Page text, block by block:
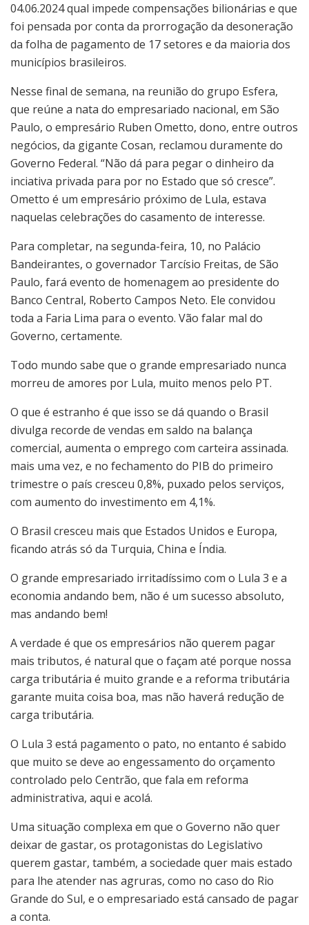
04.06.2024 qual impede compensações bilionárias e que
foi pensada por conta da prorrogação da desoneração
da folha de pagamento de 17 setores e da maioria dos
municípios brasileiros.
Nesse final de semana, na reunião do grupo Esfera,
que reúne a nata do empresariado nacional, em São
Paulo, o empresário Ruben Ometto, dono, entre outros
negócios, da gigante Cosan, reclamou duramente do
Governo Federal. “Não dá para pegar o dinheiro da
inciativa privada para por no Estado que só cresce”.
Ometto é um empresário próximo de Lula, estava
naquelas celebrações do casamento de interesse.
Para completar, na segunda-feira, 10, no Palácio
Bandeirantes, o governador Tarcísio Freitas, de São
Paulo, fará evento de homenagem ao presidente do
Banco Central, Roberto Campos Neto. Ele convidou
toda a Faria Lima para o evento. Vão falar mal do
Governo, certamente.
Todo mundo sabe que o grande empresariado nunca
morreu de amores por Lula, muito menos pelo PT.
O que é estranho é que isso se dá quando o Brasil
divulga recorde de vendas em saldo na balança
comercial, aumenta o emprego com carteira assinada.
mais uma vez, e no fechamento do PIB do primeiro
trimestre o país cresceu 0,8%, puxado pelos serviços,
com aumento do investimento em 4,1%.
O Brasil cresceu mais que Estados Unidos e Europa,
ficando atrás só da Turquia, China e Índia.
O grande empresariado irritadíssimo com o Lula 3 e a
economia andando bem, não é um sucesso absoluto,
mas andando bem!
A verdade é que os empresários não querem pagar
mais tributos, é natural que o façam até porque nossa
carga tributária é muito grande e a reforma tributária
garante muita coisa boa, mas não haverá redução de
carga tributária.
O Lula 3 está pagamento o pato, no entanto é sabido
que muito se deve ao engessamento do orçamento
controlado pelo Centrão, que fala em reforma
administrativa, aqui e acolá.
Uma situação complexa em que o Governo não quer
deixar de gastar, os protagonistas do Legislativo
querem gastar, também, a sociedade quer mais estado
para lhe atender nas agruras, como no caso do Rio
Grande do Sul, e o empresariado está cansado de pagar
a conta.